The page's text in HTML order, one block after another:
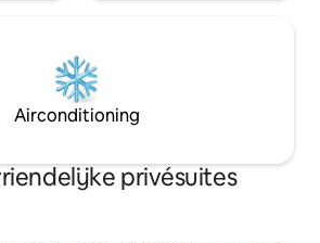
Airconditioning
privésuites